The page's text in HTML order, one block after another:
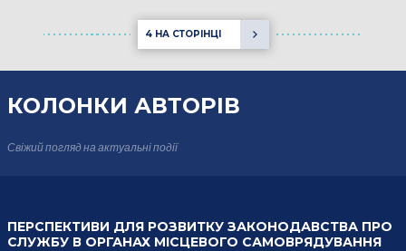
4 НА СТОРІНЦІ
КОЛОНКИ АВТОРІВ
Свіжий погляд на актуальні події
ПЕРСПЕКТИВИ ДЛЯ РОЗВИТКУ ЗАКОНОДАВСТВА ПРО
СЛУЖБУ В ОРГАНАХ МІСЦЕВОГО САМОВРЯДУВАННЯ